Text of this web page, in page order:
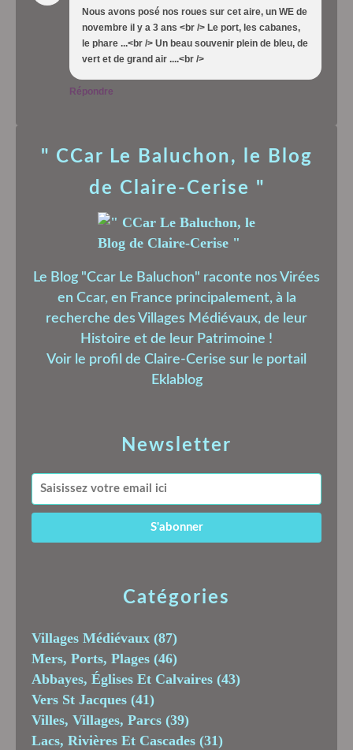
Nous avons posé nos roues sur cet aire, un WE de
novembre il y a 3 ans <br /> Le port, les cabanes,
le phare ...<br /> Un beau souvenir plein de bleu, de
vert et de grand air ....<br />
Répondre
Newsletter
Catégories
Villages Médiévaux (87)
Mers, Ports, Plages (46)
Abbayes, Églises Et Calvaires (43)
Vers St Jacques (41)
Villes, Villages, Parcs (39)
Lacs, Rivières Et Cascades (31)
" CCar Le Baluchon, le Blog
de Claire-Cerise "
Le Blog "Ccar Le Baluchon" raconte nos Virées
en Ccar, en France principalement, à la
recherche des Villages Médiévaux, de leur
Histoire et de leur Patrimoine !
Voir le profil de Claire-Cerise sur le portail
Eklablog